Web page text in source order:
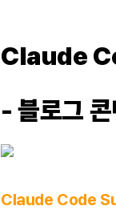
Claude
- 블로그
Claude Code